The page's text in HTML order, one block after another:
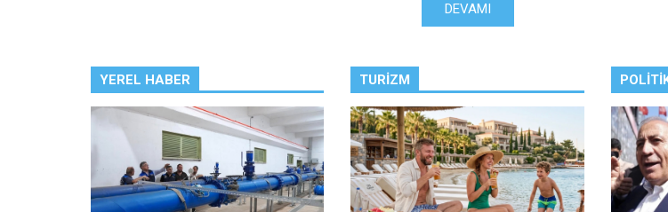
DEVAMI
YEREL HABER TURIZM